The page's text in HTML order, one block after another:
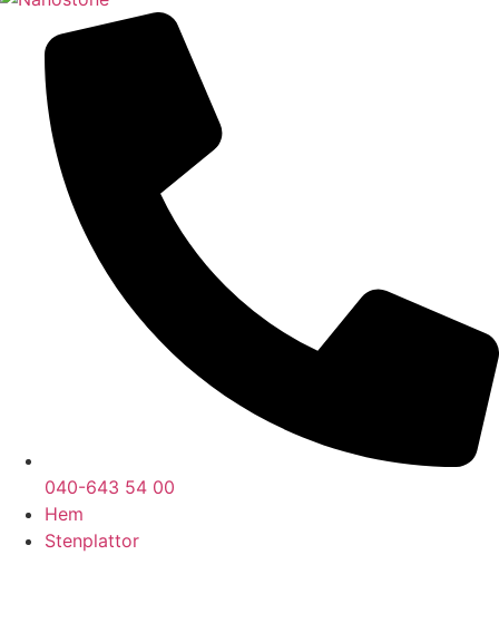
040-643 54 00
Hem
Stenplattor